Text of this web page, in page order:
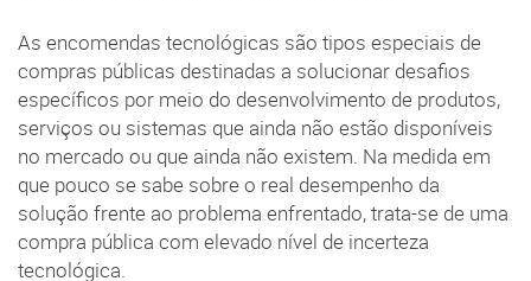
As encomendas tecnológicas são tipos especiais de
compras públicas destinadas a solucionar desafios
específicos por meio do desenvolvimento de produtos,
serviços ou sistemas que ainda não estão disponíveis
no mercado ou que ainda não existem. Na medida em
que pouco se sabe sobre o real desempenho da
solução frente ao problema enfrentado, trata-se de uma
compra pública com elevado nível de incerteza
tecnológica.